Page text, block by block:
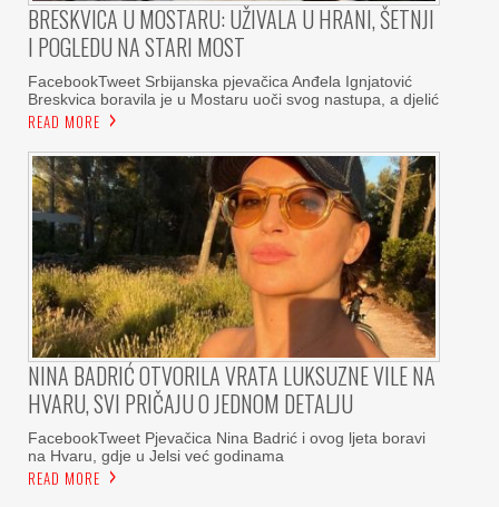
BRESKVICA U MOSTARU: UŽIVALA U HRANI, ŠETNJI
I POGLEDU NA STARI MOST
FacebookTweet Srbijanska pjevačica Anđela Ignjatović
Breskvica boravila je u Mostaru uoči svog nastupa, a djelić
READ MORE
NINA BADRIĆ OTVORILA VRATA LUKSUZNE VILE NA
HVARU, SVI PRIČAJU O JEDNOM DETALJU
FacebookTweet Pjevačica Nina Badrić i ovog ljeta boravi
na Hvaru, gdje u Jelsi već godinama
READ MORE